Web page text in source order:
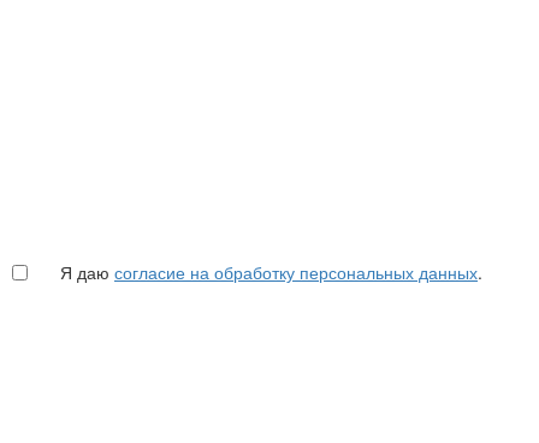
Я даю согласие на обработку персональных данных.